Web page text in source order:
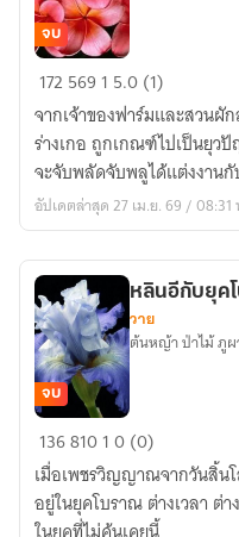
แม่
เก
อ
ลูก
แฝด
จบ
172 569 1 5.0 (1)
จากเจ้าของฟาร์มและสวน
ร่างเกอ ถูกเกณฑ์ไปเป็นยุ
จะจับพลัดจับพลูได้แต่งงาน
อัปเดตล่าสุด 27 เม.ย. 69 / 08:31
หลิน
อี
กับ
ยุค
จบ
หลินอีกับยุค
วาย
ต้นหญ้า ป่าไม้ ภู
13681010 (0)
เมื่อเพชรวิญญาณจากวันสิ้นโ
อยู่ในยุคโบราณ ต่างเวลา ต่า